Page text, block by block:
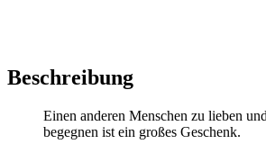
Beschreibung
Einen anderen Menschen zu lieben
begegnen ist ein großes Geschenk.